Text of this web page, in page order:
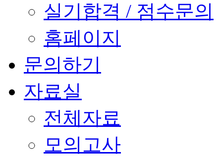
실기합격 / 점수문의
홈페이지
문의하기
자료실
전체자료
모의고사